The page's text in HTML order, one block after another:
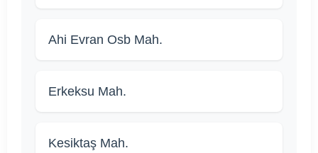
Ahi Evran Osb Mah.
Erkeksu Mah.
Kesiktaş Mah.